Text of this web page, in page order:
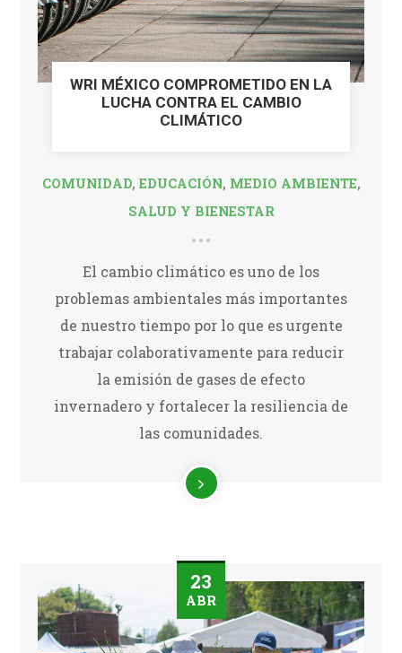
WRI MÉXICO COMPROMETIDO EN LA
LUCHA CONTRA EL CAMBIO
CLIMÁTICO
COMUNIDAD, EDUCACIÓN, MEDIO AMBIENTE,
SALUD Y BIENESTAR
El cambio climático es uno de los
problemas ambientales más importantes
de nuestro tiempo por lo que es urgente
trabajar colaborativamente para reducir
la emisión de gases de efecto
invernadero y fortalecer la resiliencia de
las comunidades.
23
ABR